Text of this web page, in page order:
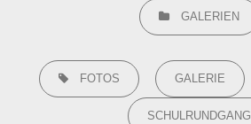
CATEGORIES
GALERIEN
TAGS,
FOTOS GALERIE
SCHULRUNDGANG